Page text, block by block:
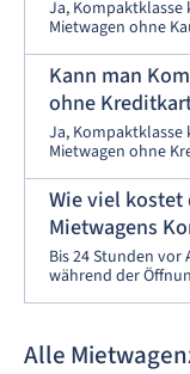
Ja, Kompaktklasse
Mietwagen ohne
Kann man
ohne
Ja, Kompaktklasse
Mietwagen ohne
Wie viel kostet
Mietwagens
Bis 24 Stunden
während der
Alle